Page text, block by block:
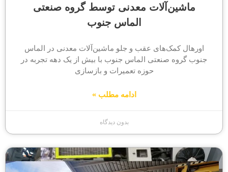
ماشین‌آلات معدنی توسط گروه صنعتی
الماس جنوب
اورهال کمک‌های عقب و جلو ماشین‌آلات معدنی در الماس
جنوب گروه صنعتی الماس جنوب با بیش از یک دهه تجربه در
حوزه تعمیرات و بازسازی
ادامه مطلب »
بدون دیدگاه